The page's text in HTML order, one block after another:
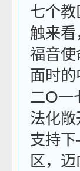
七个
触来
福音使
面时的
二O一
法化
支持
区，